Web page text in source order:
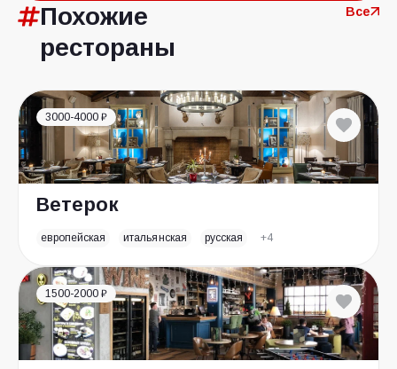
Похожие
рестораны
Все
3000-4000 ₽
Ветерок
европейская итальянская русская +4
1500-2000 ₽